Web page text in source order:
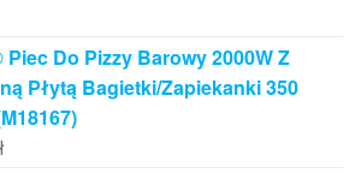
Do Pizzy Barowy 2000W Z
Płytą Bagietki/Zapiekanki 350